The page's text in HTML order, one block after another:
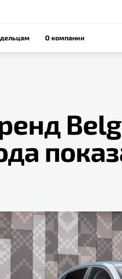
О компании